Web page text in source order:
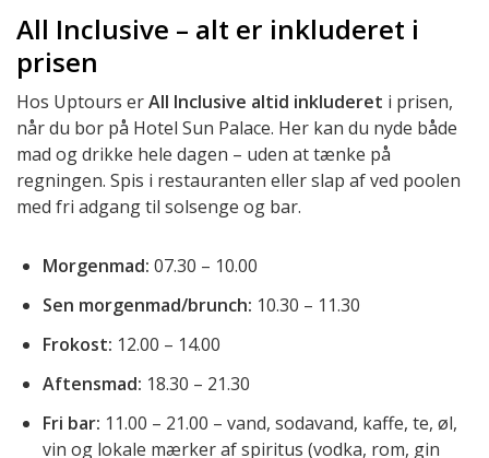
All Inclusive – alt er inkluderet i
prisen
Hos Uptours erAll Inclusive altid inkluderet i prisen,
når du bor på Hotel Sun Palace. Her kan du nyde både
mad og drikke hele dagen – uden at tænke på
regningen. Spis i restauranten eller slap af ved poolen
med fri adgang til solsenge og bar.
Morgenmad: 07.30 – 10.00
Sen morgenmad/brunch: 10.30 – 11.30
Frokost: 12.00 – 14.00
Aftensmad: 18.30 – 21.30
Fri bar: 11.00 – 21.00 – vand, sodavand, kaffe, te, øl,
vin og lokale mærker af spiritus (vodka, rom, gin